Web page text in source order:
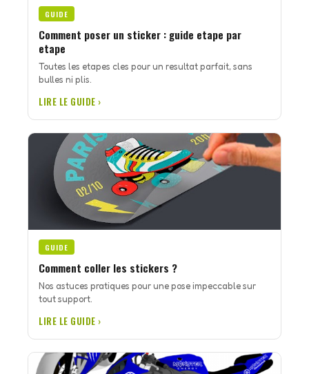
GUIDE
Comment poser un sticker : guide etape par
etape
Toutes les etapes cles pour un resultat parfait, sans
bulles ni plis.
LIRE LE GUIDE ›
GUIDE
Comment coller les stickers ?
Nos astuces pratiques pour une pose impeccable sur
tout support.
LIRE LE GUIDE ›